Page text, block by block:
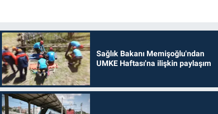
Sağlık Bakanı Memişoğlu'ndan
UMKE Haftası'na ilişkin paylaşım